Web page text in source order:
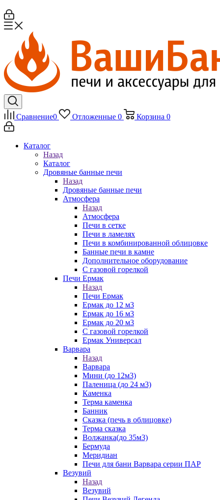
Сравнение0 Отложенные 0 Корзина 0
Каталог
Назад
Каталог
Дровяные банные печи
Назад
Дровяные банные печи
Атмосфера
Назад
Атмосфера
Печи в сетке
Печи в ламелях
Печи в комбинированной облицовке
Банные печи в камне
Дополнительное оборудование
С газовой горелкой
Печи Ермак
Назад
Печи Ермак
Ермак до 12 м3
Ермак до 16 м3
Ермак до 20 м3
С газовой горелкой
Ермак Универсал
Варвара
Назад
Варвара
Мини (до 12м3)
Паленица (до 24 м3)
Каменка
Терма каменка
Банник
Сказка (печь в облицовке)
Терма сказка
Волжанка(до 35м3)
Бермуда
Меридиан
Печи для бани Варвара серии ПАР
Везувий
Назад
Везувий